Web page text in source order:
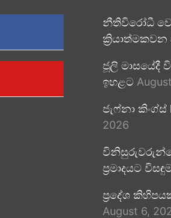
නීතිවිරෝධී
ජූලි මාසයේදී
ඉහළට
ජැෆ්නා
2026
ප්‍රමාදයට
ප්‍රදේශ
August 6,